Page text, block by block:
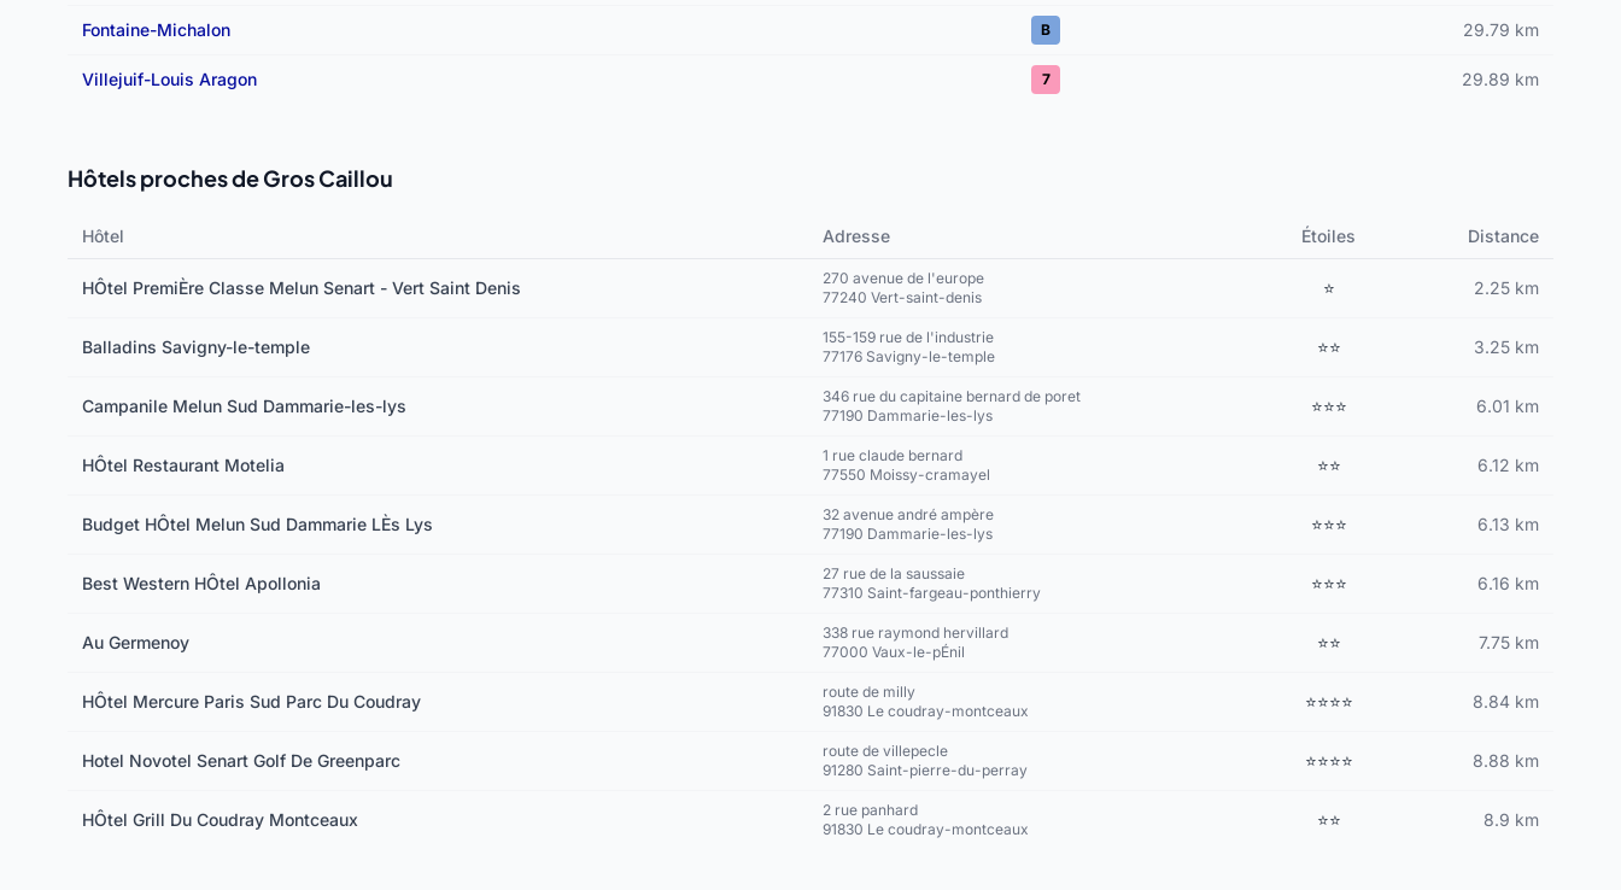
Fontaine-Michalon B 29.79 km
Villejuif-Louis Aragon 7 29.89 km
Hôtels proches de Gros Caillou
Hôtel Adresse Étoiles Distance
HÔtel PremiÈre Classe Melun Senart - Vert Saint Denis
270 avenue de l'europe
77240 Vert-saint-denis
⭐ 2.25 km
Balladins Savigny-le-temple
155-159 rue de l'industrie
77176 Savigny-le-temple
⭐⭐ 3.25 km
Campanile Melun Sud Dammarie-les-lys
346 rue du capitaine bernard de poret
77190 Dammarie-les-lys
⭐⭐⭐ 6.01 km
HÔtel Restaurant Motelia
1 rue claude bernard
77550 Moissy-cramayel
⭐⭐ 6.12 km
Budget HÔtel Melun Sud Dammarie LÈs Lys
32 avenue andré ampère
77190 Dammarie-les-lys
⭐⭐⭐ 6.13 km
Best Western HÔtel Apollonia
27 rue de la saussaie
77310 Saint-fargeau-ponthierry
⭐⭐⭐ 6.16 km
Au Germenoy
338 rue raymond hervillard
77000 Vaux-le-pÉnil
⭐⭐ 7.75 km
HÔtel Mercure Paris Sud Parc Du Coudray
route de milly
91830 Le coudray-montceaux
⭐⭐⭐⭐ 8.84 km
Hotel Novotel Senart Golf De Greenparc
route de villepecle
91280 Saint-pierre-du-perray
⭐⭐⭐⭐ 8.88 km
HÔtel Grill Du Coudray Montceaux
2 rue panhard
91830 Le coudray-montceaux
⭐⭐ 8.9 km